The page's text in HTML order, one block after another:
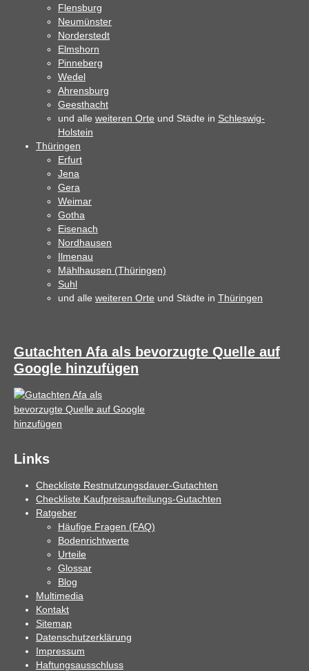
Flensburg
Neumünster
Norderstedt
Elmshorn
Pinneberg
Wedel
Ahrensburg
Geesthacht
und alle weiteren Orte und Städte in Schleswig-
Holstein
Thüringen
Erfurt
Jena
Gera
Weimar
Gotha
Eisenach
Nordhausen
Ilmenau
Mählhausen (Thüringen)
Suhl
und alle weiteren Orte und Städte in Thüringen
Gutachten Afa als bevorzugte Quelle auf
Google hinzufügen
Links
Checkliste Restnutzungsdauer-Gutachten
Checkliste Kaufpreisaufteilungs-Gutachten
Ratgeber
Häufige Fragen (FAQ)
Bodenrichtwerte
Urteile
Glossar
Blog
Multimedia
Kontakt
Sitemap
Datenschutzerklärung
Impressum
Haftungsausschluss